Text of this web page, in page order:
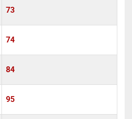
73
74
84
95